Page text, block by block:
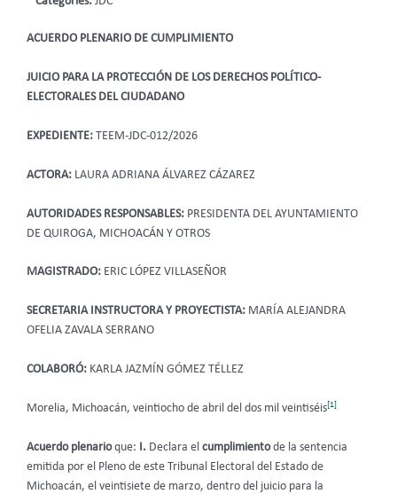
ACUERDO PLENARIO DE CUMPLIMIENTO
JUICIO PARA LA PROTECCIÓN DE LOS DERECHOS POLÍTICO-
ELECTORALES DEL CIUDADANO
EXPEDIENTE: TEEM-JDC-012/2026
ACTORA: LAURA ADRIANA ÁLVAREZ CÁZAREZ
AUTORIDADES RESPONSABLES: PRESIDENTA DEL AYUNTAMIENTO
DE QUIROGA, MICHOACÁN Y OTROS
MAGISTRADO: ERIC LÓPEZ VILLASEÑOR
SECRETARIA INSTRUCTORA Y PROYECTISTA: MARÍA ALEJANDRA
OFELIA ZAVALA SERRANO
COLABORÓ: KARLA JAZMÍN GÓMEZ TÉLLEZ
Morelia, Michoacán, veintiocho de abril del dos mil veintiséis[1]
Acuerdo plenarioque: I. Declara el cumplimientode la sentencia
emitida por el Pleno de este Tribunal Electoral del Estado de
Michoacán, el veintisiete de marzo, dentro del juicio para la